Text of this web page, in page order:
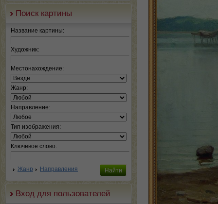
Поиск картины
Название картины:
Художник:
Местонахождение:
Жанр:
Направление:
Тип изображения:
Ключевое слово:
Жанр Направления
Вход для пользователей